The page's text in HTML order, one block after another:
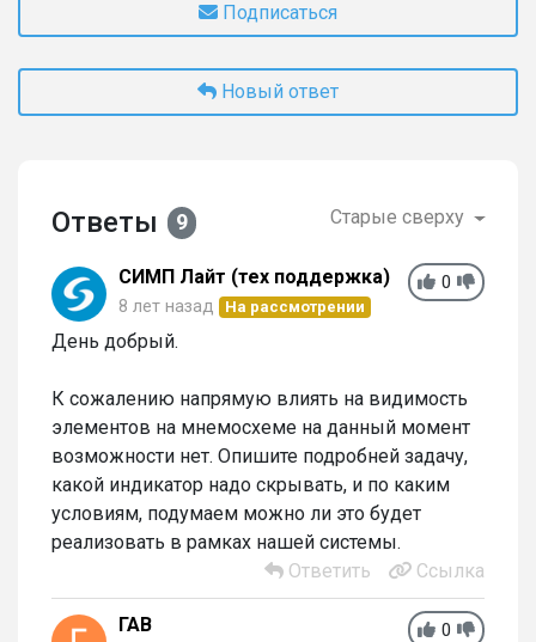
Подписаться
Новый ответ
Ответы 9 Старые сверху
0
СИМП Лайт (тех поддержка)
8 лет назад На рассмотрении
День добрый.
К сожалению напрямую влиять на видимость
элементов на мнемосхеме на данный момент
возможности нет. Опишите подробней задачу,
какой индикатор надо скрывать, и по каким
условиям, подумаем можно ли это будет
реализовать в рамках нашей системы.
Ответить
Ссылка
0
ГАВ